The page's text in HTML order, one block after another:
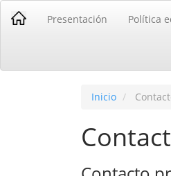
principal
lateral
Presentación Política
Inicio